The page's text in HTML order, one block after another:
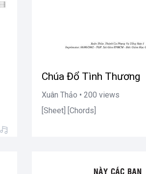
Chúa Đổ Tình Thương
Xuân Thảo • 200 views
[Sheet] [Chords]